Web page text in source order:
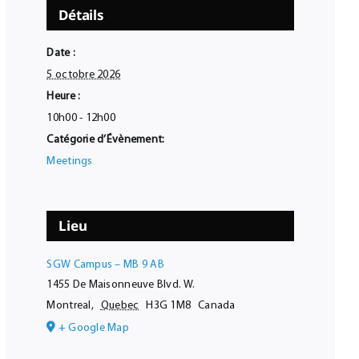
Détails
Date :
5 octobre 2026
Heure :
10h00 - 12h00
Catégorie d’Évènement:
Meetings
Lieu
SGW Campus – MB 9 AB
1455 De Maisonneuve Blvd. W.
Montreal, Quebec H3G 1M8
Canada
+ Google Map